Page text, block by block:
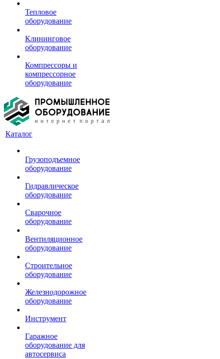
Тепловое
оборудование
Клининговое
оборудование
Компрессоры и
компрессорное
оборудование
Каталог
Грузоподъемное
оборудование
Гидравлическое
оборудование
Сварочное
оборудование
Вентиляционное
оборудование
Строительное
оборудование
Железнодорожное
оборудование
Инструмент
Гаражное
оборудование для
автосервиса